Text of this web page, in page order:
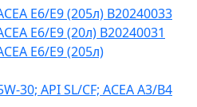
E6/E9 (205л) B20240033
E6/E9 (20л) B20240031
E6/E9 (205л)
30; API SL/CF; ACEA A3/B4